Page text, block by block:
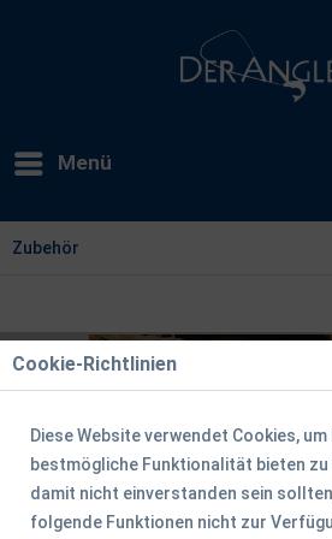
Menü
Zubehör
Cookie-Richtlinien
Diese Website verwendet Cookies, um
bestmögliche Funktionalität bieten zu
damit nicht einverstanden sein
folgende Funktionen nicht zur